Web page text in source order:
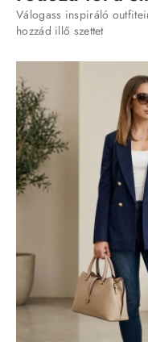
Válogass inspiráló
hozzád illő szettet